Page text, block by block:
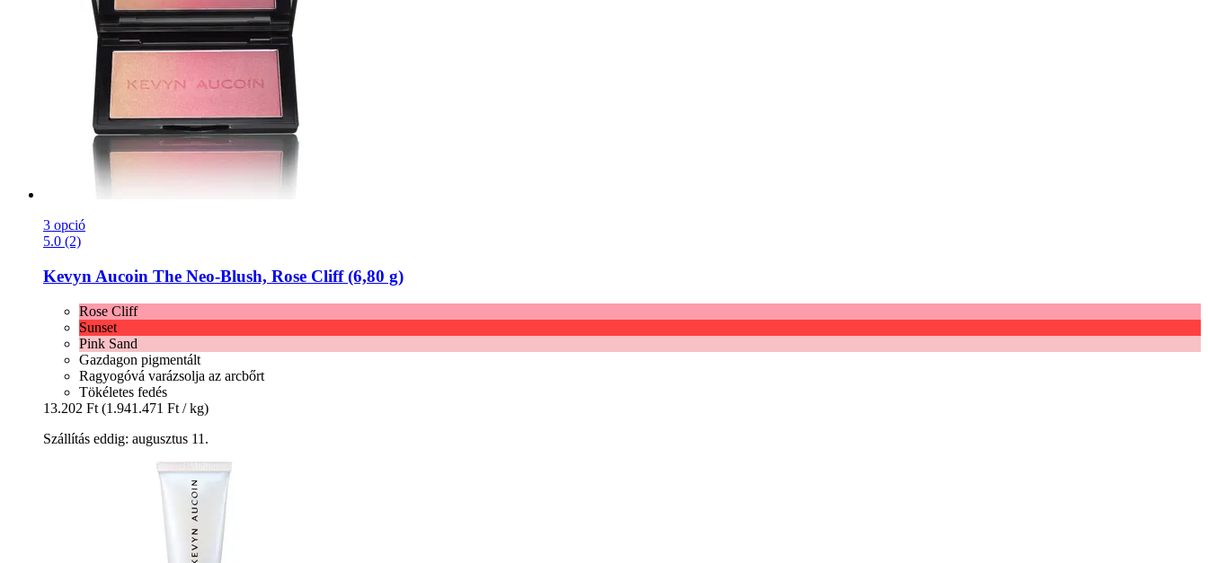
3 opció
5.0 (2)
Kevyn Aucoin The Neo-​Blush, Rose Cliff (6,80 g)
Rose Cliff
Sunset
Pink Sand
Gazdagon pigmentált
Ragyogóvá varázsolja az arcbőrt
Tökéletes fedés
13.202 Ft (1.941.471 Ft / kg)
Szállítás eddig: augusztus 11.